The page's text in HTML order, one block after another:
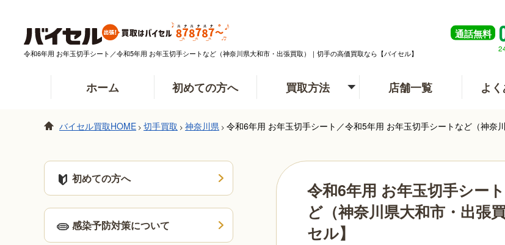
令和6年用 お年玉切手シート／令和5年用 お年玉切手シートなど（神奈川県大和市・出張買取）｜切手の高価買取なら【バイセル】
通話無料
ホーム 初めての方へ 買取方法 店舗一覧 よ
バイセル買取HOME > 切手買取 > 神奈川県 > 令和6年用 お年玉切手シート／令和5年用 お年玉切手シートなど（神奈
令和6年用 お年玉切手シー
ど（神奈川県大和市・出張
セル】
初めての方へ
感染予防対策について